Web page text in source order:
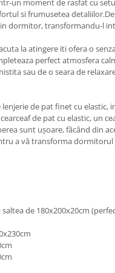
un moment de rasfat cu
si frumusetea
dormitor, transformandu-l
la atingere iti ofera o
perfect atmosfera
sau de o seara de
lenjerie de pat finet cu elastic,
de pat cu elastic, un
sunt ușoare, făcând din
a vă transforma
de 180x200x20cm